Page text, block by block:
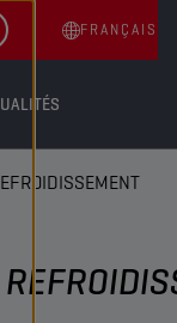
FRANÇAIS